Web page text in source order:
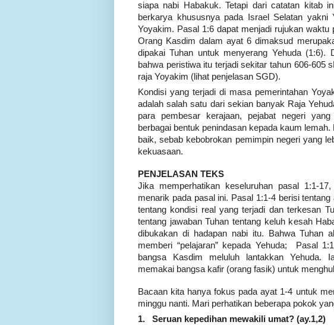
siapa nabi Habakuk. Tetapi dari catatan kitab
berkarya khususnya pada Israel Selatan yakni
Yoyakim. Pasal 1:6 dapat menjadi rujukan waktu
Orang Kasdim dalam ayat 6 dimaksud
dipakai Tuhan untuk menyerang Yehuda (1:6).
bahwa peristiwa itu terjadi sekitar tahun 606-605
raja Yoyakim (lihat penjelasan SGD).
Kondisi yang terjadi di masa pemerintahan
adalah salah satu dari sekian banyak Raja
para pembesar kerajaan, pejabat negeri
berbagai bentuk penindasan kepada kaum
baik, sebab kebobrokan pemimpin negeri yang
kekuasaan.
PENJELASAN TEKS
Jika memperhatikan keseluruhan pasal 1:1-
menarik pada pasal ini. Pasal 1:1-4 berisi
tentang kondisi real yang terjadi dan terkesan
tentang jawaban Tuhan tentang keluh kesah
dibukakan di hadapan nabi itu. Bahwa Tuhan
memberi “pelajaran” kepada Yehuda;
Pasal
bangsa Kasdim meluluh lantakkan Yehuda.
memakai bangsa kafir (orang fasik) untuk
Bacaan kita hanya fokus pada ayat 1-4 untuk
minggu nanti. Mari perhatikan beberapa pokok
1.
Seruan kepedihan mewakili umat? (ay.1,2)